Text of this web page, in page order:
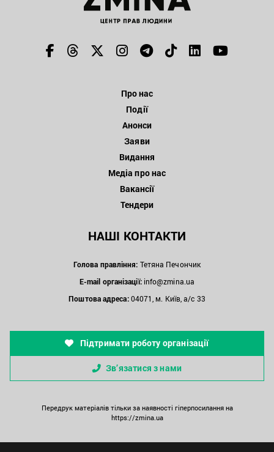
Про нас
Події
Анонси
Заяви
Видання
Медіа про нас
Вакансії
Тендери
НАШІ КОНТАКТИ
Голова правління: Тетяна Печончик
E-mail організації: info@zmina.ua
Поштова адреса:04071, м. Київ, а/с 33
Підтримати роботу організації
Зв’язатися з нами
Передрук матеріалів тільки за наявності гіперпосилання на
https://zmina.ua